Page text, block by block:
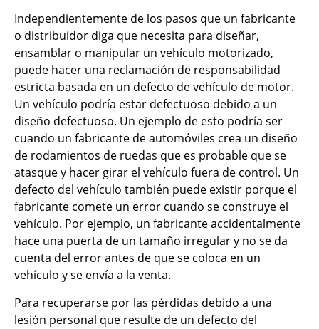
Independientemente de los pasos que un fabricante
o distribuidor diga que necesita para diseñar,
ensamblar o manipular un vehículo motorizado,
puede hacer una reclamación de responsabilidad
estricta basada en un defecto de vehículo de motor.
Un vehículo podría estar defectuoso debido a un
diseño defectuoso. Un ejemplo de esto podría ser
cuando un fabricante de automóviles crea un diseño
de rodamientos de ruedas que es probable que se
atasque y hacer girar el vehículo fuera de control. Un
defecto del vehículo también puede existir porque el
fabricante comete un error cuando se construye el
vehículo. Por ejemplo, un fabricante accidentalmente
hace una puerta de un tamaño irregular y no se da
cuenta del error antes de que se coloca en un
vehículo y se envía a la venta.
Para recuperarse por las pérdidas debido a una
lesión personal que resulte de un defecto del